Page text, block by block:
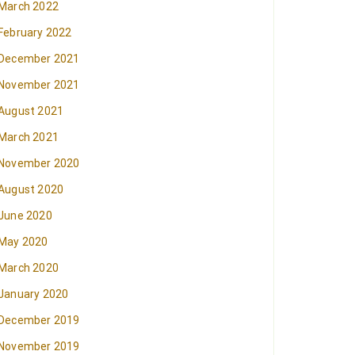
March 2022
February 2022
December 2021
November 2021
2021
March 2021
November 2020
2020
2020
May 2020
March 2020
2020
December 2019
November 2019